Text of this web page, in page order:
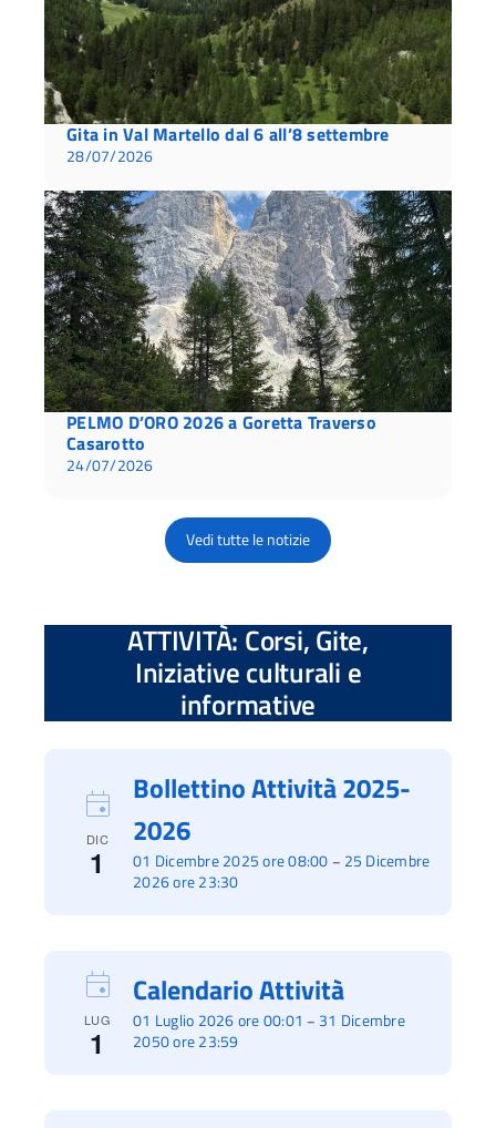
Gita in Val Martello dal 6 all’8 settembre
28/07/2026
PELMO D’ORO 2026 a Goretta Traverso
Casarotto
24/07/2026
Vedi tutte le notizie
ATTIVITÀ: Corsi, Gite,
Iniziative culturali e
informative
DIC
1 01 Dicembre 2025 ore 08:00 – 25 Dicembre
2026 ore 23:30
Bollettino Attività 2025-
2026
LUG
1
01 Luglio 2026 ore 00:01 – 31 Dicembre
2050 ore 23:59
Calendario Attività